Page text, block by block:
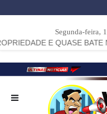
Segunda-feira,
E QUASE BATE NA CASA.